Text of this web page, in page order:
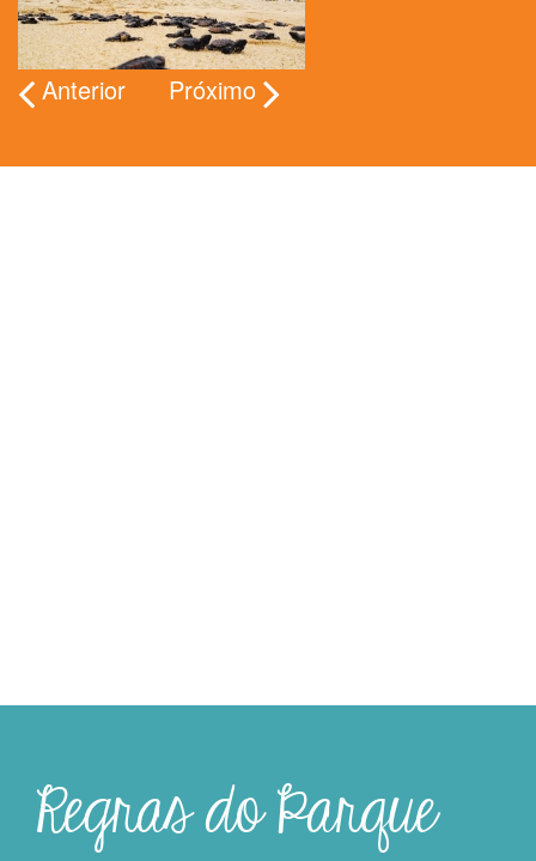
Anterior Próximo
Regras do Parque